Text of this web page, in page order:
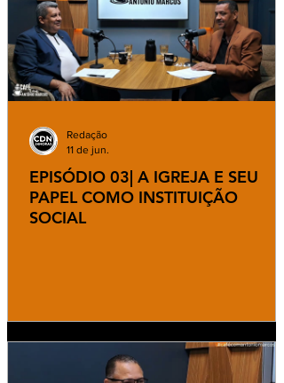
EPISÓDIO 03| A IGREJA E SEU
PAPEL COMO INSTITUIÇÃO
SOCIAL
Redação
11 de jun.